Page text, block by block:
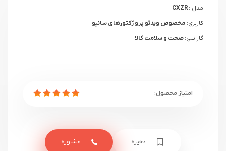
مدل :
کاربری: مخصوص ویدئو پروژکتورهای سانیو
گارانتی:صحت و سلامت کالا
ذخیره مشاوره